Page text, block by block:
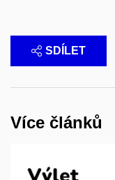
SDÍLET
Více článků